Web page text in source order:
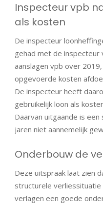
Inspecteur vpb
als kosten
De inspecteur
gehad met de inspecteur
aanslagen vpb over
opgevoerde kosten
De inspecteur heeft
gebruikelijk loon als
Daarvan uitgaande is
jaren niet aannemelijk
Onderbouw de
Deze uitspraak laat zien
structurele
verlagen een goede